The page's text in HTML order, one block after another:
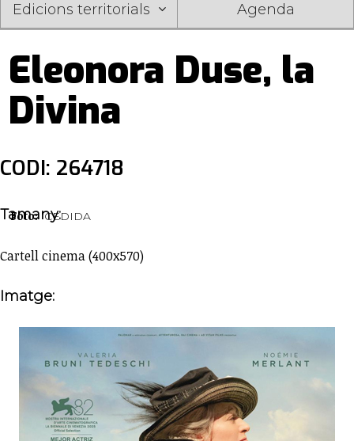
Edicions territorials Agenda
Eleonora Duse, la
Divina
CODI: 264718
Foto: CEDIDA
Tamany:
Cartell cinema (400x570)
Imatge: